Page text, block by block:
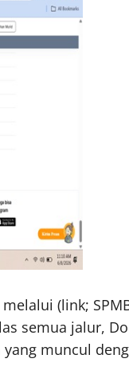
(link;
semua jalur,
muncul